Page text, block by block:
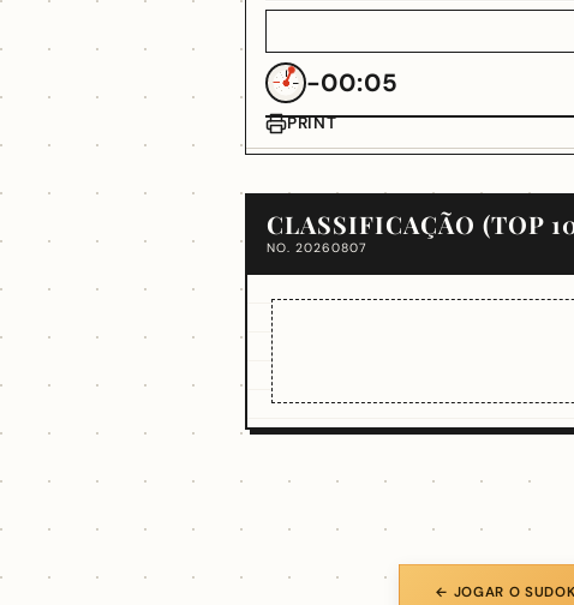
-00:05
PRINT
CLASSIFICAÇÃO (TOP
NO. 20260807
← JOGAR O